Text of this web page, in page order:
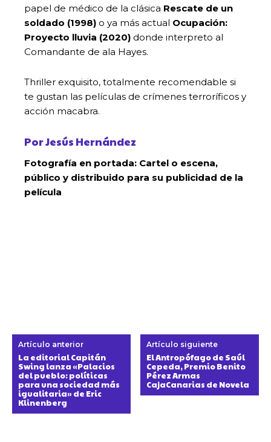
papel de médico de la clásica Rescate de un
soldado (1998) o ya más actual Ocupación:
Proyecto lluvia (2020) donde interpreto al
Comandante de ala Hayes.
Thriller exquisito, totalmente recomendable si
te gustan las películas de crímenes terroríficos y
acción macabra.
Por Jesús Hernández
Fotografía en portada: Cartel o escena,
público y distribuido para su publicidad de la
película
Artículo anterior
La editorial Capitán
Swing lanza «Palacios
del pueblo: políticas
para una sociedad más
igualitaria» de Eric
Klinenberg
Artículo siguiente
El Antropófago de Saúl
Cepeda, Premio Benito
Pérez Armas
CajaCanarias de Novela